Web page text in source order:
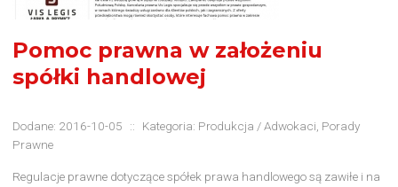
Pomoc prawna w założeniu
spółki handlowej
Dodane: 2016-10-05 ::
Kategoria: Produkcja / Adwokaci, Porady
Prawne
Regulacje prawne dotyczące spółek prawa handlowego są zawiłe i na